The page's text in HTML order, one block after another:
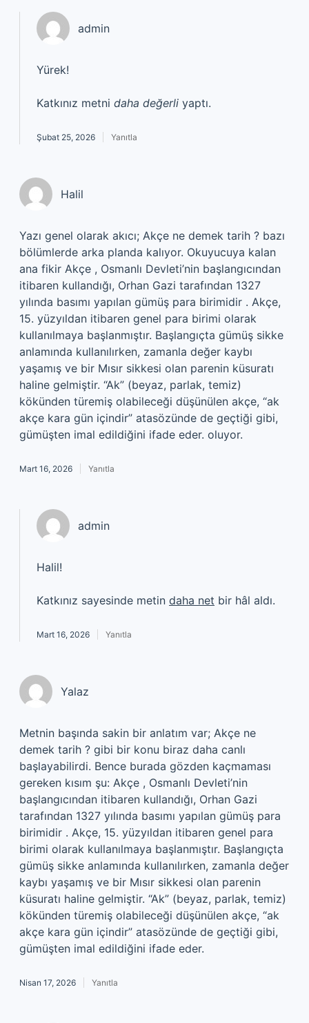
admin
Yürek!
Katkınız metni daha değerli yaptı.
Şubat 25, 2026 Yanıtla
Halil
Yazı genel olarak akıcı; Akçe ne demek tarih ? bazı
bölümlerde arka planda kalıyor. Okuyucuya kalan
ana fikir Akçe , Osmanlı Devleti’nin başlangıcından
itibaren kullandığı, Orhan Gazi tarafından 1327
yılında basımı yapılan gümüş para birimidir . Akçe,
15. yüzyıldan itibaren genel para birimi olarak
kullanılmaya başlanmıştır. Başlangıçta gümüş sikke
anlamında kullanılırken, zamanla değer kaybı
yaşamış ve bir Mısır sikkesi olan parenin küsuratı
haline gelmiştir. “Ak” (beyaz, parlak, temiz)
kökünden türemiş olabileceği düşünülen akçe, “ak
akçe kara gün içindir” atasözünde de geçtiği gibi,
gümüşten imal edildiğini ifade eder. oluyor.
Mart 16, 2026 Yanıtla
admin
Halil!
Katkınız sayesinde metin daha net bir hâl aldı.
Mart 16, 2026 Yanıtla
Yalaz
Metnin başında sakin bir anlatım var; Akçe ne
demek tarih ? gibi bir konu biraz daha canlı
başlayabilirdi. Bence burada gözden kaçmaması
gereken kısım şu: Akçe , Osmanlı Devleti’nin
başlangıcından itibaren kullandığı, Orhan Gazi
tarafından 1327 yılında basımı yapılan gümüş para
birimidir . Akçe, 15. yüzyıldan itibaren genel para
birimi olarak kullanılmaya başlanmıştır. Başlangıçta
gümüş sikke anlamında kullanılırken, zamanla değer
kaybı yaşamış ve bir Mısır sikkesi olan parenin
küsuratı haline gelmiştir. “Ak” (beyaz, parlak, temiz)
kökünden türemiş olabileceği düşünülen akçe, “ak
akçe kara gün içindir” atasözünde de geçtiği gibi,
gümüşten imal edildiğini ifade eder.
Nisan 17, 2026 Yanıtla